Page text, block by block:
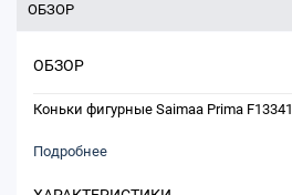
ОБЗОР
ОБЗОР
Коньки фигурные Saimaa Prima F13341
Подробнее